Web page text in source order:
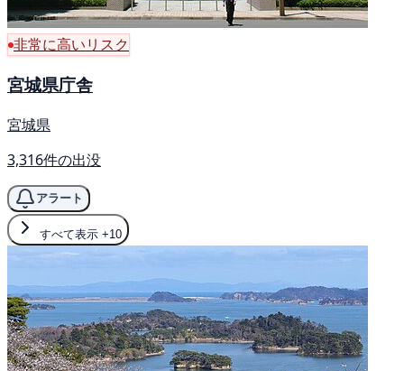
非常に高いリスク
宮城県庁舎
宮城県
3,316件の出没
アラート
すべて表示 +10